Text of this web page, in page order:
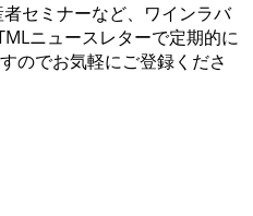
セミナーなど、ワインラバ
ニュースレターで定期的に
のでお気軽にご登録くださ